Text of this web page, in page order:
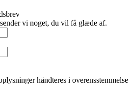
vi noget, du vil få glæde af.
håndteres i overensstemmelse